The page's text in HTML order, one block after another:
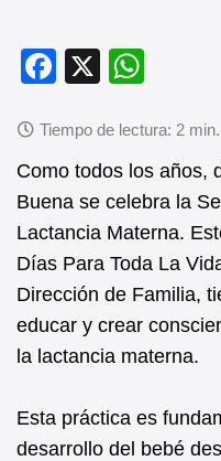
F
c
e
b
o
o
k
X
at
s
A
p
p
Como todos los años,
Buena se celebra la
Lactancia Materna.
Días Para Toda La
Dirección de Familia,
educar y crear
la lactancia materna.
Esta práctica es
desarrollo del bebé